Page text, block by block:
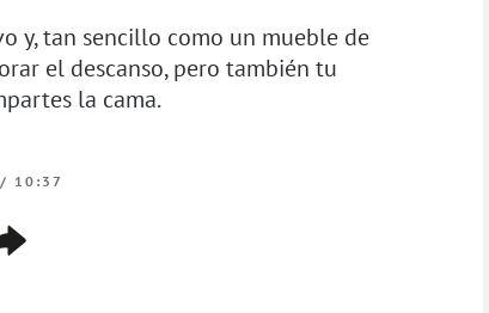
y, tan sencillo como un mueble de
el descanso, pero también tu
la cama.
/ 10:37